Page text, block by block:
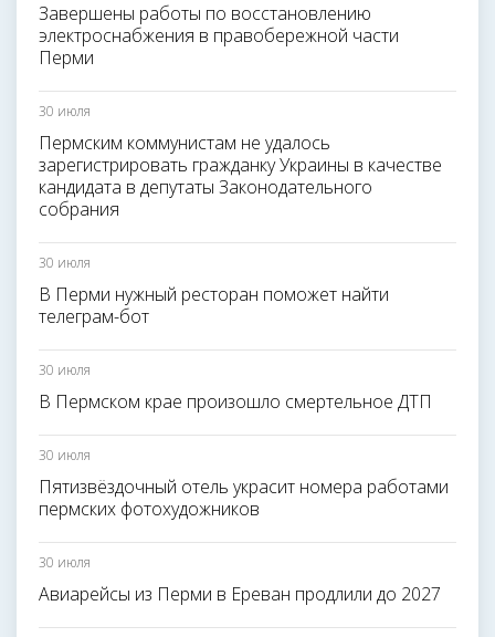
Завершены работы по восстановлению
электроснабжения в правобережной части
Перми
30 июля
Пермским коммунистам не удалось
зарегистрировать гражданку Украины в качестве
кандидата в депутаты Законодательного
собрания
30 июля
В Перми нужный ресторан поможет найти
телеграм-бот
30 июля
В Пермском крае произошло смертельное ДТП
30 июля
Пятизвёздочный отель украсит номера работами
пермских фотохудожников
30 июля
Авиарейсы из Перми в Ереван продлили до 2027